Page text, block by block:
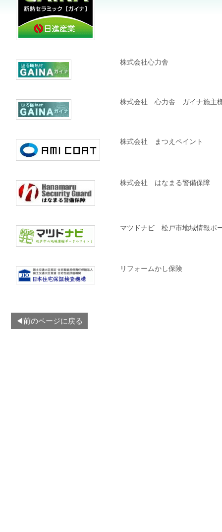
株式会社心力舎
株式会社 心力舎 ガイナ施主
株式会社 まつえペイント
株式会社 はなまる警備保障
マツドナビ 松戸市地域情報ポ
リフォームかし保険
◀前のページに戻る